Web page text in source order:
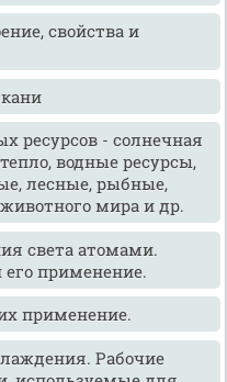
свойства и
ресурсов - солнечная
водные ресурсы,
лесные, рыбные,
мира и др.
света атомами.
применение.
применение.
Рабочие